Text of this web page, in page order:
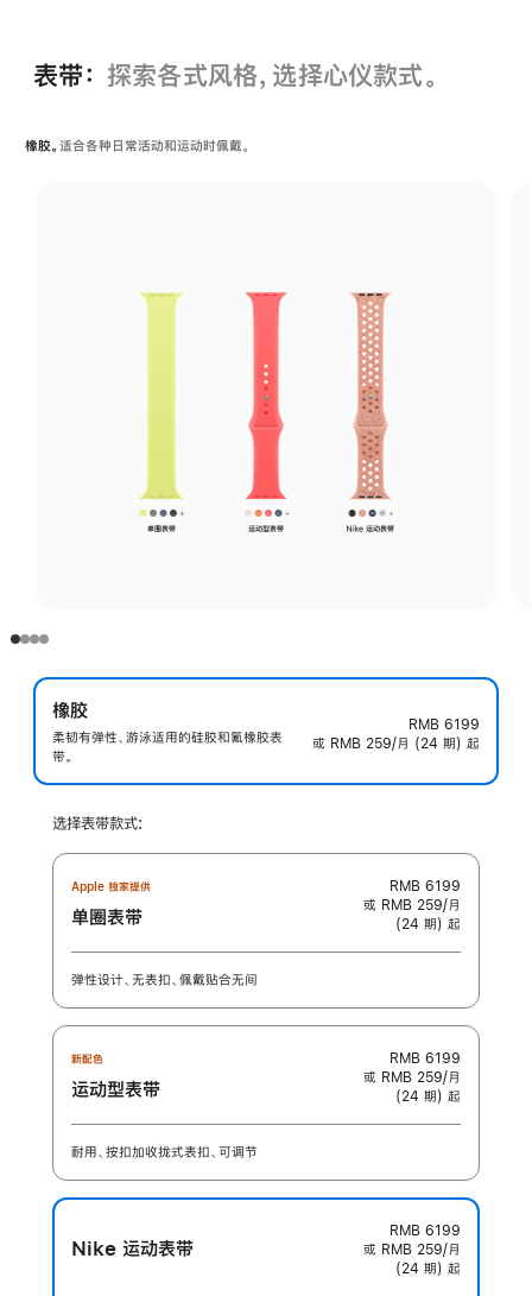
表带： 探索各式风格，选择心仪款式。
橡胶。 适合各种日常活动和运动时佩戴。
橡胶
柔韧有弹性、游泳适用的硅胶和氟橡胶表
带。
RMB 6199
或 RMB 259/月 (24 期) 起
选择表带款式:
Apple 独家提供
单圈表带
RMB 6199
或 RMB 259/月
(24 期) 起
弹性设计、无表扣、佩戴贴合无间
新配色
运动型表带
RMB 6199
或 RMB 259/月
(24 期) 起
耐用、按扣加收拢式表扣、可调节
Nike 运动表带
RMB 6199
或 RMB 259/月
(24 期) 起